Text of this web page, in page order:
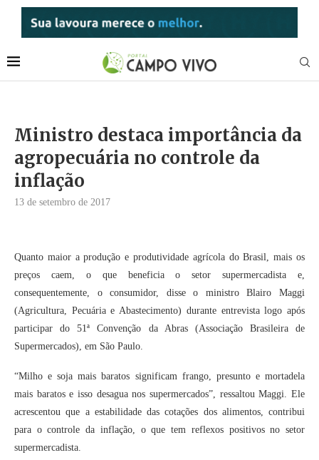
Ministro destaca importância da
agropecuária no controle da
inflação
13 de setembro de 2017
Quanto maior a produção e produtividade agrícola do Brasil, mais os
preços caem, o que beneficia o setor supermercadista e,
consequentemente, o consumidor, disse o ministro Blairo Maggi
(Agricultura, Pecuária e Abastecimento) durante entrevista logo após
participar do 51ª Convenção da Abras (Associação Brasileira de
Supermercados), em São Paulo.
“Milho e soja mais baratos significam frango, presunto e mortadela
mais baratos e isso desagua nos supermercados”, ressaltou Maggi. Ele
acrescentou que a estabilidade das cotações dos alimentos, contribui
para o controle da inflação, o que tem reflexos positivos no setor
supermercadista.